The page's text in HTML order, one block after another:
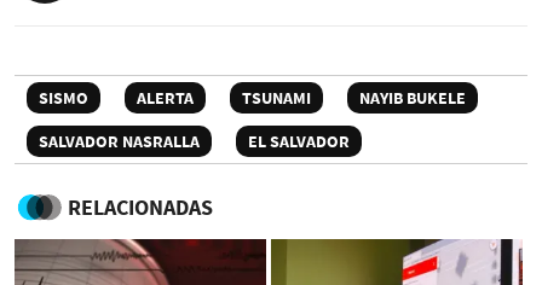
SISMO ALERTA TSUNAMI
NAYIB BUKELE
SALVADOR NASRALLA
EL SALVADOR
RELACIONADAS